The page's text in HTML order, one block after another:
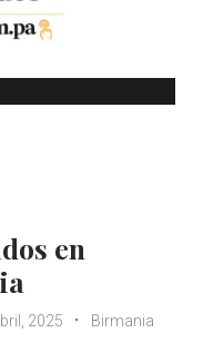
en
2025
Birmania